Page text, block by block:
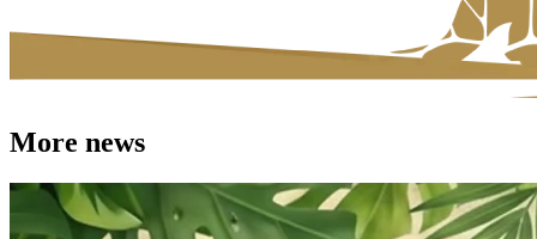
More news